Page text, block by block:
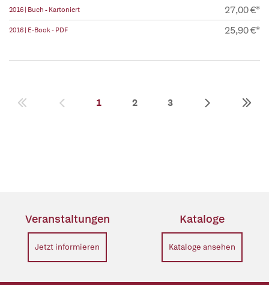
2016 | Buch - Kartoniert 27,00 €*
2016 | E-Book - PDF 25,90 €*
1 2 3
Veranstaltungen
Jetzt informieren
Kataloge
Kataloge ansehen